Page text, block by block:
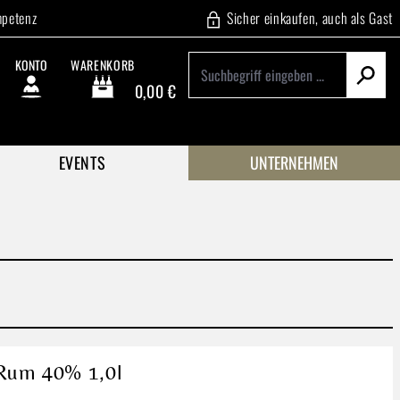
Sicher einkaufen, auch als Gast
KONTO WARENKORB
0,00 €
Warenkorb enthält 0 Positionen. Der Gesamtwert
EVENTS UNTERNEHMEN
40% 1,0l